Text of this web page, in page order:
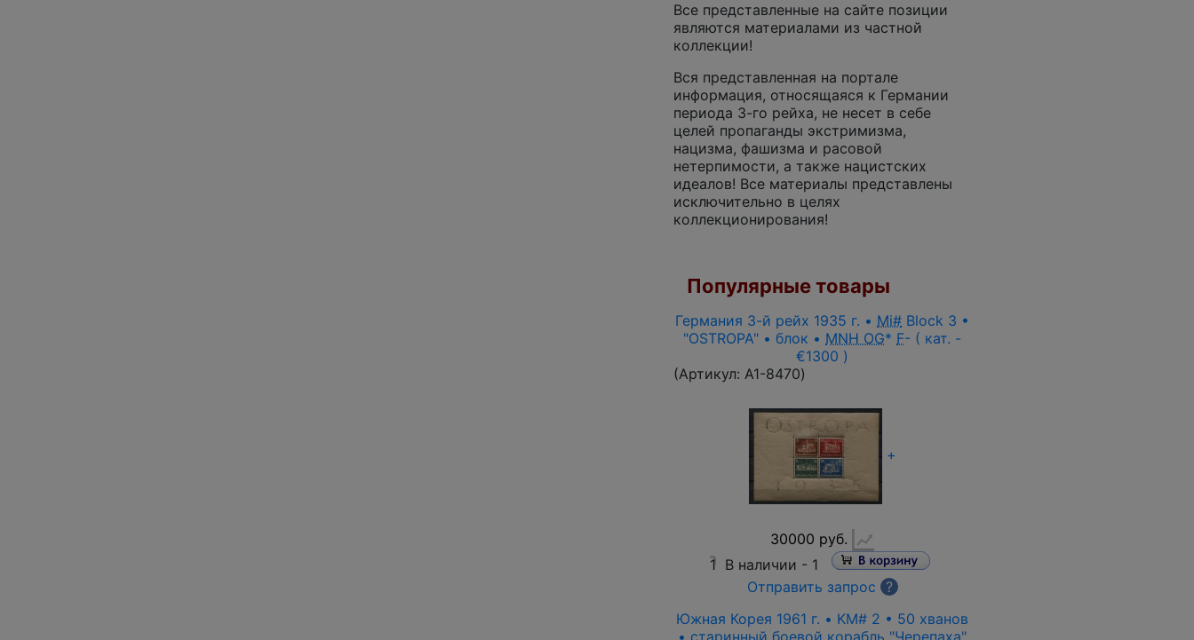
Все представленные на сайте позиции
являются материалами из частной
коллекции!
Вся представленная на портале
информация, относящаяся к Германии
периода 3-го рейха, не несет в себе
целей пропаганды экстримизма,
нацизма, фашизма и расовой
нетерпимости, а также нацистских
идеалов! Все материалы представлены
исключительно в целях
коллекционирования!
Популярные товары
Германия 3-й рейх 1935 г. • Mi# Block 3 •
"OSTROPA" • блок • MNH OG* F- ( кат. -
€1300 )
(Артикул: A1-8470)
+
30000 руб.
1 В наличии - 1
Отправить запрос
?
Южная Корея 1961 г. • KM# 2 • 50 хванов
• старинный боевой корабль "Черепаха"